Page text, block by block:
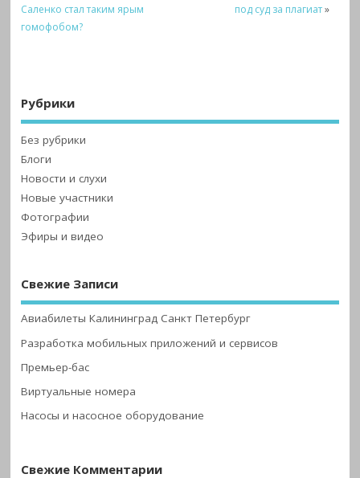
Саленко стал таким ярым
гомофобом?
под суд за плагиат»
Рубрики
Без рубрики
Блоги
Новости и слухи
Новые участники
Фотографии
Эфиры и видео
Свежие Записи
Авиабилеты Калининград Санкт Петербург
Разработка мобильных приложений и сервисов
Премьер-бас
Виртуальные номера
Насосы и насосное оборудование
Свежие Комментарии